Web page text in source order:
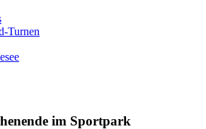
Turnen
im Sportpark